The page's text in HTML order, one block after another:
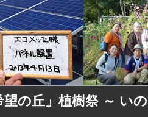
望の丘」植樹祭 ～ い